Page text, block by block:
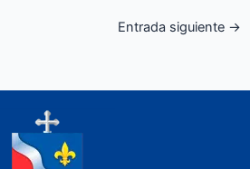
Entrada siguiente →